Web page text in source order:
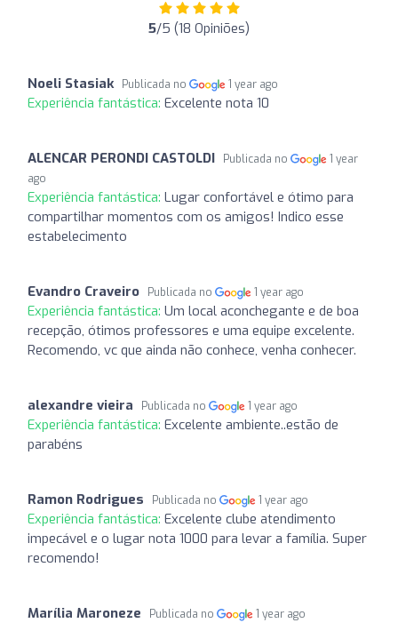
5/5 (18 Opiniões)
Noeli Stasiak Publicada no 1 year ago
Experiência fantástica: Excelente nota 10
ALENCAR PERONDI CASTOLDI Publicada no
1 year
ago
Experiência fantástica: Lugar confortável e ótimo para
compartilhar momentos com os amigos! Indico esse
estabelecimento
Evandro Craveiro Publicada no 1 year ago
Experiência fantástica: Um local aconchegante e de boa
recepção, ótimos professores e uma equipe excelente.
Recomendo, vc que ainda não conhece, venha conhecer.
alexandre vieira Publicada no 1 year ago
Experiência fantástica: Excelente ambiente..estão de
parabéns
Ramon Rodrigues Publicada no 1 year ago
Experiência fantástica: Excelente clube atendimento
impecável e o lugar nota 1000 para levar a família. Super
recomendo!
Marília Maroneze Publicada no 1 year ago